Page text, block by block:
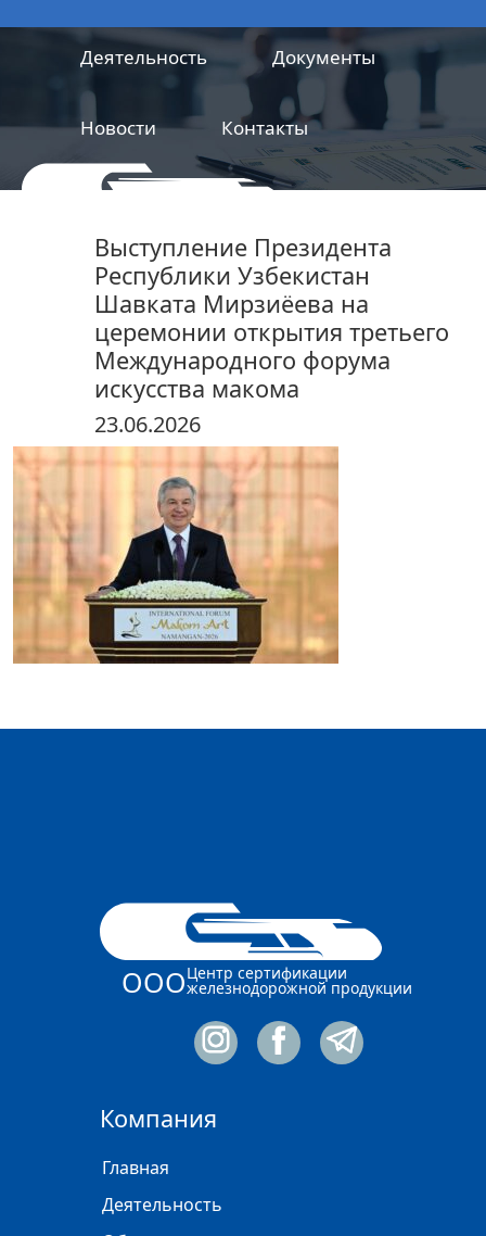
Деятельность Документы
Новости Контакты
железнодорожной продукции
Выступление Президента
Республики Узбекистан
Шавката Мирзиёева на
церемонии открытия третьего
Международного форума
искусства макома
23.06.2026
ОООЦентр сертификации
железнодорожной продукции
Компания
Главная
Деятельность